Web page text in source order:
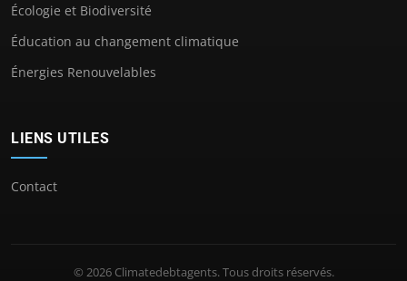
Écologie et Biodiversité
Éducation au changement climatique
Énergies Renouvelables
LIENS UTILES
Contact
© 2026 Climatedebtagents. Tous droits réservés.